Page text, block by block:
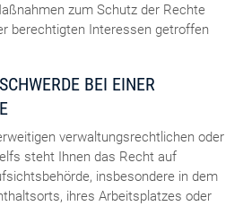
zum Schutz der Rechte
berechtigten Interessen getroffen
BEI EINER
verwaltungsrechtlichen oder
steht Ihnen das Recht auf
insbesondere in dem
ihres Arbeitsplatzes oder